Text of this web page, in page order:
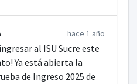
hace 1 año
al ISU Sucre este
Ya está abierta la
de Ingreso 2025 de